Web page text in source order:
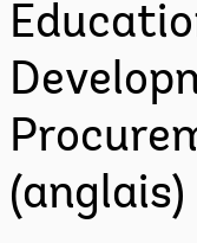
(anglais)